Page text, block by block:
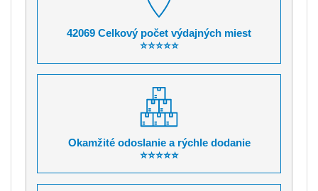
42069 Celkový počet výdajných miest
⭐⭐⭐⭐⭐
Okamžité odoslanie a rýchle dodanie
⭐⭐⭐⭐⭐